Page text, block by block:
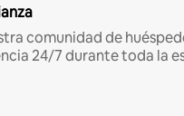
comunidad de
24/7 durante toda la